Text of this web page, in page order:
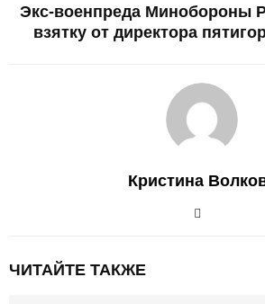
Экс-военпреда Минобороны
взятку от директора
Кристина
ЧИТАЙТЕ ТАКЖЕ